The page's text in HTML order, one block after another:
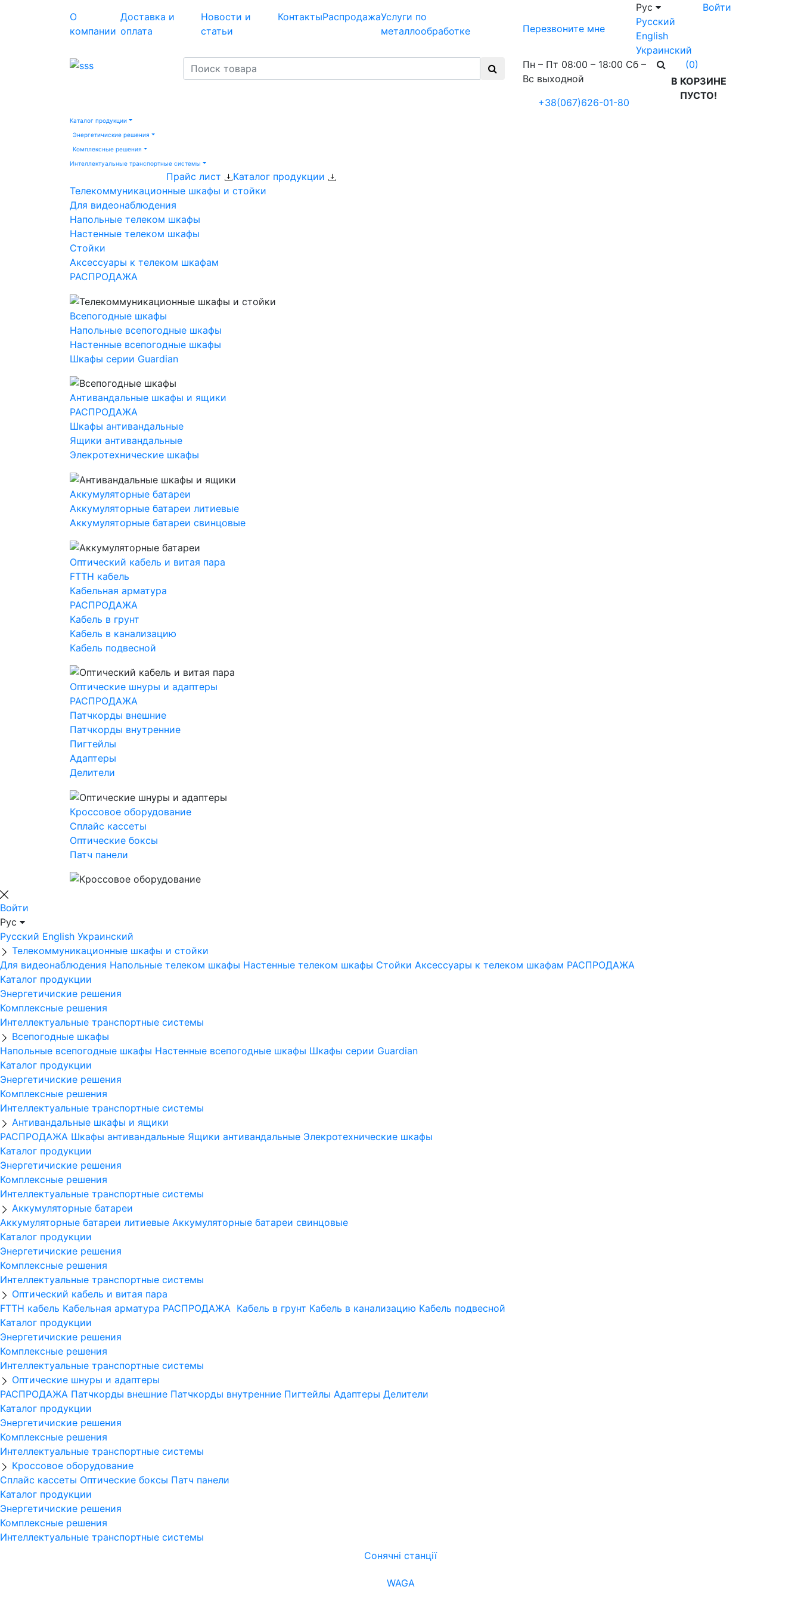
О
компании
Доставка и
оплата
Новости и
статьи
КонтактыРаспродажаУслуги по
металлообработке
Перезвоните мне
Рус
Русский
English
Украинский
Войти
Пн – Пт 08:00 – 18:00 Сб –
Вс выходной
+38(067)626-01-80
(0)
В КОРЗИНЕ
ПУСТО!
Каталог продукции
Энергетичиские решения
Комплексные решения
Интеллектуальные транспортные системы
Прайс лист
Каталог продукции
Телекоммуникационные шкафы и стойки
Для видеонаблюдения
Напольные телеком шкафы
Настенные телеком шкафы
Стойки
Аксессуары к телеком шкафам
РАСПРОДАЖА
Всепогодные шкафы
Напольные всепогодные шкафы
Настенные всепогодные шкафы
Шкафы серии Guardian
Антивандальные шкафы и ящики
РАСПРОДАЖА
Шкафы антивандальные
Ящики антивандальные
Элекротехнические шкафы
Аккумуляторные батареи
Аккумуляторные батареи литиевые
Аккумуляторные батареи свинцовые
Оптический кабель и витая пара
FTTH кабель
Кабельная арматура
РАСПРОДАЖА
Кабель в грунт
Кабель в канализацию
Кабель подвесной
Оптические шнуры и адаптеры
РАСПРОДАЖА
Патчкорды внешние
Патчкорды внутренние
Пигтейлы
Адаптеры
Делители
Кроссовое оборудование
Сплайс кассеты
Оптические боксы
Патч панели
Войти
Рус
Русский English Украинский
Телекоммуникационные шкафы и стойки
Для видеонаблюдения Напольные телеком шкафы Настенные телеком шкафы Стойки Аксессуары к телеком шкафам РАСПРОДАЖА
Каталог продукции
Энергетичиские решения
Комплексные решения
Интеллектуальные транспортные системы
Всепогодные шкафы
Напольные всепогодные шкафы Настенные всепогодные шкафы Шкафы серии Guardian
Каталог продукции
Энергетичиские решения
Комплексные решения
Интеллектуальные транспортные системы
Антивандальные шкафы и ящики
РАСПРОДАЖА Шкафы антивандальные Ящики антивандальные Элекротехнические шкафы
Каталог продукции
Энергетичиские решения
Комплексные решения
Интеллектуальные транспортные системы
Аккумуляторные батареи
Аккумуляторные батареи литиевые Аккумуляторные батареи свинцовые
Каталог продукции
Энергетичиские решения
Комплексные решения
Интеллектуальные транспортные системы
Оптический кабель и витая пара
FTTH кабель Кабельная арматура РАСПРОДАЖА Кабель в грунт Кабель в канализацию Кабель подвесной
Каталог продукции
Энергетичиские решения
Комплексные решения
Интеллектуальные транспортные системы
Оптические шнуры и адаптеры
РАСПРОДАЖА Патчкорды внешние Патчкорды внутренние Пигтейлы Адаптеры Делители
Каталог продукции
Энергетичиские решения
Комплексные решения
Интеллектуальные транспортные системы
Кроссовое оборудование
Сплайс кассеты Оптические боксы Патч панели
Каталог продукции
Энергетичиские решения
Комплексные решения
Интеллектуальные транспортные системы
Сонячні станції
WAGA